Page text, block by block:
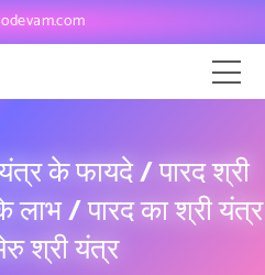
के फायदे / पारद श्री
लाभ / पारद का श्री यंत्र
श्री यंत्र